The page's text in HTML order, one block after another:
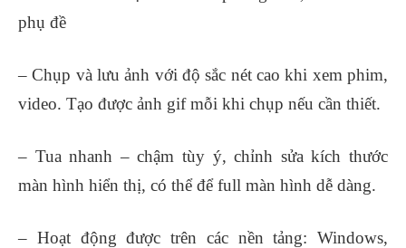
phụ đề
– Chụp và lưu ảnh với độ sắc nét cao khi xem phim,
video. Tạo được ảnh gif mỗi khi chụp nếu cần thiết.
– Tua nhanh – chậm tùy ý, chỉnh sửa kích thước
màn hình hiển thị, có thể để full màn hình dễ dàng.
– Hoạt động được trên các nền tảng: Windows,